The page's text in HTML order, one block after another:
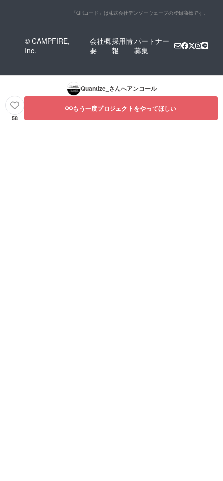
「QRコード」は株式会社デンソーウェーブの登録商標です。
© CAMPFIRE,
Inc.
会社概
要
採用情
報
パートナー
募集
Quantize_ さんへアンコール
58
もう一度プロジェクトをやってほしい